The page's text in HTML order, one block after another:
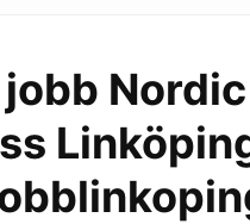
Nordic